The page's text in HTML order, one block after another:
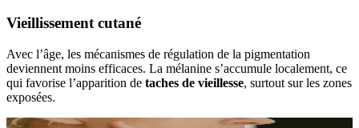
Vieillissement cutané
Avec l’âge, les mécanismes de régulation de la pigmentation
deviennent moins efficaces. La mélanine s’accumule localement, ce
qui favorise l’apparition de taches de vieillesse, surtout sur les zones
exposées.